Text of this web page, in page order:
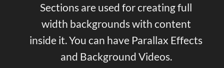
Sections are used for creating full
width backgrounds with content
inside it. You can have Parallax Effects
and Background Videos.